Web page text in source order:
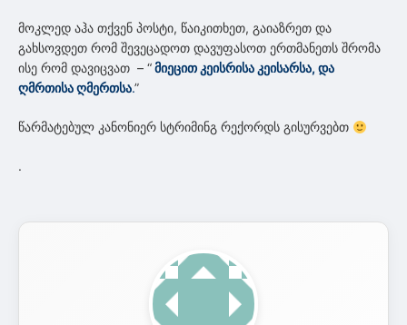
მოკლედ აჰა თქვენ პოსტი, წაიკითხეთ, გაიაზრეთ და
გახსოვდეთ რომ შევეცადოთ დავუფასოთ ერთმანეთს შრომა
ისე რომ დავიცვათ – “მიეცით კეისრისა კეისარსა, და
ღმრთისა ღმერთსა.”
წარმატებულ კანონიერ სტრიმინგ რექორდს გისურვებთ
.